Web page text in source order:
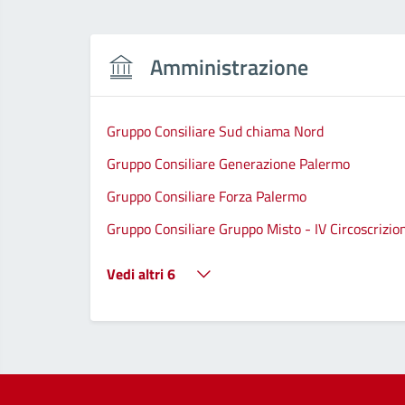
Amministrazione
Gruppo Consiliare Sud chiama Nord
Gruppo Consiliare Generazione Palermo
Gruppo Consiliare Forza Palermo
Gruppo Consiliare Gruppo Misto - IV
Vedi altri 6